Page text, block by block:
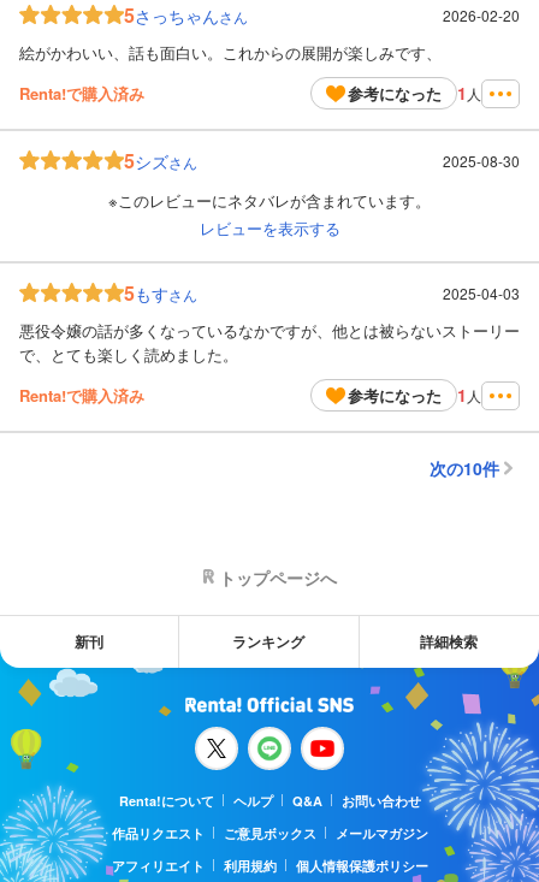
5さっちゃんさん 2026-02-20
絵がかわいい、話も面白い。これからの展開が楽しみです、
Renta!で購入済み
参考になった 1 人
5シズさん 2025-08-30
※このレビューにネタバレが含まれています。
レビューを表示する
5もすさん 2025-04-03
悪役令嬢の話が多くなっているなかですが、他とは被らないストーリー
で、とても楽しく読めました。
Renta!で購入済み
参考になった 1 人
次の10件
トップページへ
新刊 ランキング 詳細検索
Renta!について ヘルプ Q&A
お問い合わせ
作品リクエスト
ご意見ボックス
メールマガジン
アフィリエイト
利用規約 個人情報保護ポリシー